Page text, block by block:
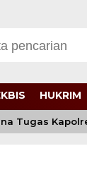
HUKRIM
Tugas